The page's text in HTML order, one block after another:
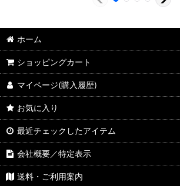
ホーム
ショッピングカート
マイページ(購入履歴)
お気に入り
最近チェックしたアイテム
会社概要／特定表示
送料・ご利用案内